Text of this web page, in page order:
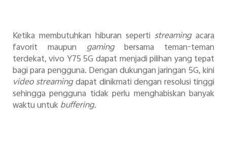
Ketika membutuhkan hiburan seperti streamingacara
favorit maupun gamingbersama teman-teman
terdekat, vivo Y75 5G dapat menjadi pilihan yang tepat
bagi para pengguna. Dengan dukungan jaringan 5G, kini
video streamingdapat dinikmati dengan resolusi tinggi
sehingga pengguna tidak perlu menghabiskan banyak
waktu untukbuffering.